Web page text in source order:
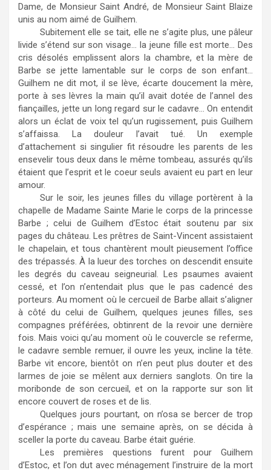
Dame, de Monsieur Saint André, de Monsieur Saint Blaize
unis au nom aimé de Guilhem.
Subitement elle se tait, elle ne s’agite plus, une pâleur
livide s’étend sur son visage… la jeune fille est morte… Des
cris désolés emplissent alors la chambre, et la mère de
Barbe se jette lamentable sur le corps de son enfant…
Guilhem ne dit mot, il se lève, écarte doucement la mère,
porte à ses lèvres la main qu’il avait dotée de l’annel des
fiançailles, jette un long regard sur le cadavre… On entendit
alors un éclat de voix tel qu’un rugissement, puis Guilhem
s’affaissa. La douleur l’avait tué. Un exemple
d’attachement si singulier fit résoudre les parents de les
ensevelir tous deux dans le même tombeau, assurés qu’ils
étaient que l’esprit et le coeur seuls avaient eu part en leur
amour.
Sur le soir, les jeunes filles du village portèrent à la
chapelle de Madame Sainte Marie le corps de la princesse
Barbe ; celui de Guilhem d’Estoc était soutenu par six
pages du château. Les prêtres de Saint-Vincent assistaient
le chapelain, et tous chantèrent moult pieusement l’office
des trépassés. À la lueur des torches on descendit ensuite
les degrés du caveau seigneurial. Les psaumes avaient
cessé, et l’on n’entendait plus que le pas cadencé des
porteurs. Au moment où le cercueil de Barbe allait s’aligner
à côté du celui de Guilhem, quelques jeunes filles, ses
compagnes préférées, obtinrent de la revoir une dernière
fois. Mais voici qu’au moment où le couvercle se referme,
le cadavre semble remuer, il ouvre les yeux, incline la tête.
Barbe vit encore, bientôt on n’en peut plus douter et des
larmes de joie se mêlent aux derniers sanglots. On tire la
moribonde de son cercueil, et on la rapporte sur son lit
encore couvert de roses et de lis.
Quelques jours pourtant, on n’osa se bercer de trop
d’espérance ; mais une semaine après, on se décida à
sceller la porte du caveau. Barbe était guérie.
Les premières questions furent pour Guilhem
d’Estoc, et l’on dut avec ménagement l’instruire de la mort